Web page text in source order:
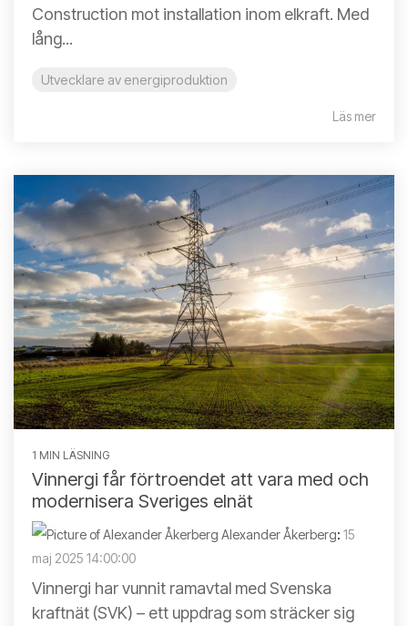
Construction mot installation inom elkraft. Med
lång...
Utvecklare av energiproduktion
Läs mer
1 MIN LÄSNING
Vinnergi får förtroendet att vara med och
modernisera Sveriges elnät
Alexander Åkerberg: 15
maj 2025 14:00:00
Vinnergi har vunnit ramavtal med Svenska
kraftnät (SVK) – ett uppdrag som sträcker sig